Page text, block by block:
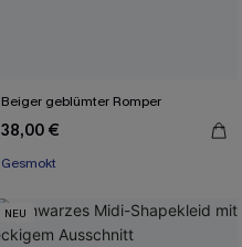
Beiger geblümter Romper
38,00 €
Gesmokt
NEU